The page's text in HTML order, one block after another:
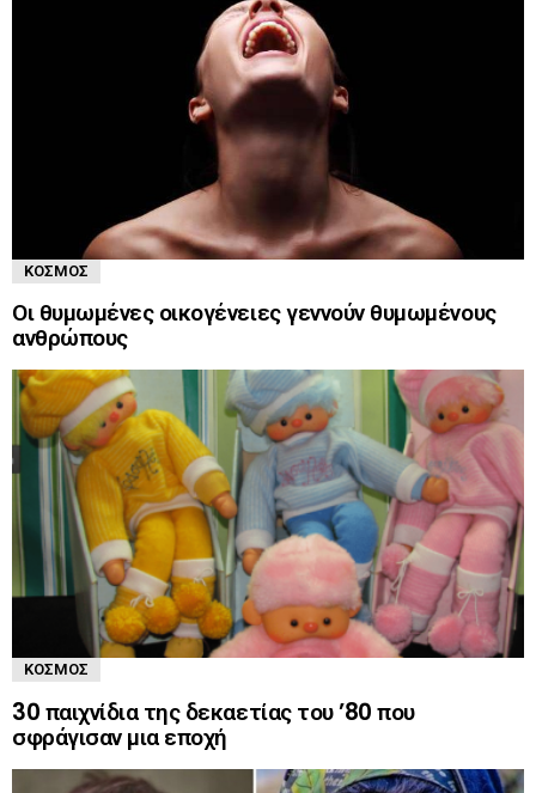
ΚΌΣΜΟΣ
Οι θυμωμένες οικογένειες γεννούν θυμωμένους
ανθρώπους
ΚΌΣΜΟΣ
30 παιχνίδια της δεκαετίας του ’80 που
σφράγισαν μια εποχή